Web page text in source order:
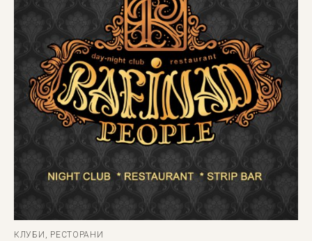
КЛУБИ , РЕСТОРАНИ